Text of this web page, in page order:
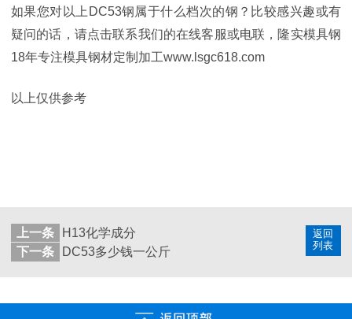
如果您对以上DC53钢属于什么档次的钢？比较感兴趣或有
疑问的话，请点击联系我们的在线客服或电联，隆实模具钢
18年专注模具钢材定制加工www.lsgc618.com
以上仅供参考
返回
列表
上一条
H13化学成分
下一条
DC53多少钱一公斤